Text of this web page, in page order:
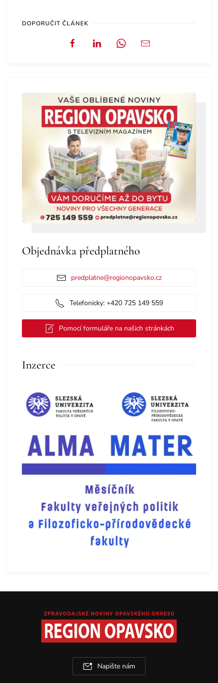
DOPORUČIT ČLÁNEK
Objednávka předplatného
predplatne@regionopavsko.cz
Telefonicky: +420 725 149 559
Pomocí formuláře na našich stránkách
Inzerce
Napište nám